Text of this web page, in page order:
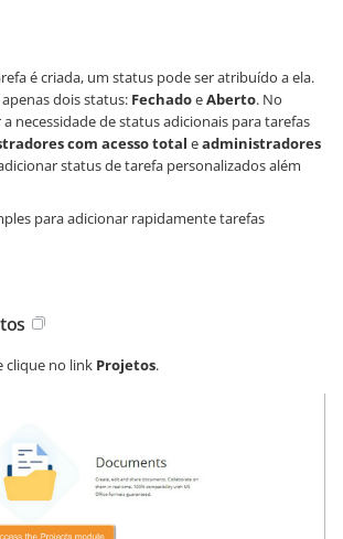
é criada, um status pode ser atribuído a ela.
dois status: FechadoeAberto. No
necessidade de status adicionais para tarefas
com acesso total eadministradores
status de tarefa personalizados além
para adicionar rapidamente tarefas
clique no link Projetos.